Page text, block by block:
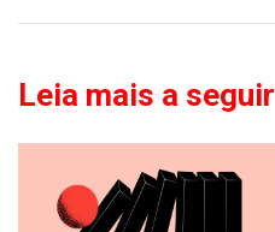
Leia mais a seguir